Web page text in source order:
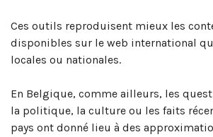
Ces outils reproduisent mieux les
disponibles sur le web international
locales ou nationales.
En Belgique, comme ailleurs, les
la politique, la culture ou les faits
pays ont donné lieu à des